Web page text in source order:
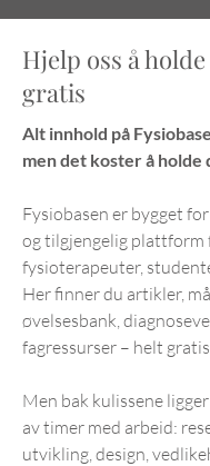
Hjelp oss å
gratis
Alt innhold på
men det koster å holde
Fysiobasen er bygget
og tilgjengelig plattform
fysioterapeuter,
Her finner du artikler,
øvelsesbank,
fagressurser – helt
Men bak kulissene
av timer med arbeid:
utvikling, design,